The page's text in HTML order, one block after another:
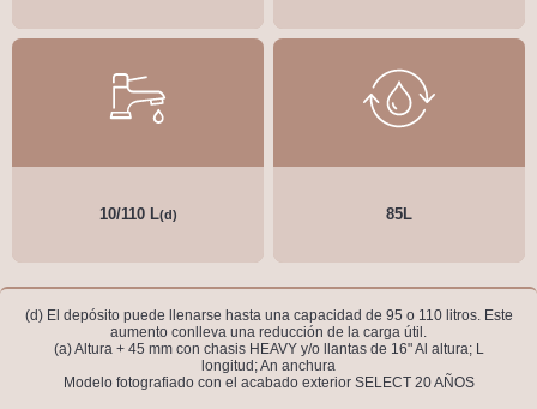
10/110 L(d) 85L
(d) El depósito puede llenarse hasta una capacidad de 95 o 110 litros. Este
aumento conlleva una reducción de la carga útil.
(a) Altura + 45 mm con chasis HEAVY y/o llantas de 16" Al altura; L
longitud; An anchura
Modelo fotografiado con el acabado exterior SELECT 20 AÑOS